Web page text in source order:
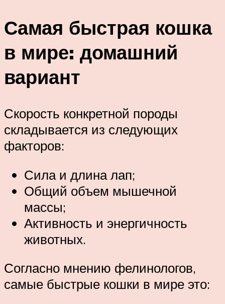
Самая быстрая кошка
в мире: домашний
вариант
Скорость конкретной породы
складывается из следующих
факторов:
Сила и длина лап;
Общий объем мышечной
массы;
Активность и энергичность
животных.
Согласно мнению фелинологов,
самые быстрые кошки в мире это: